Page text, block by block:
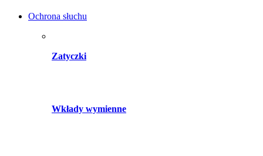
Ochrona słuchu
Zatyczki
Wkłady wymienne